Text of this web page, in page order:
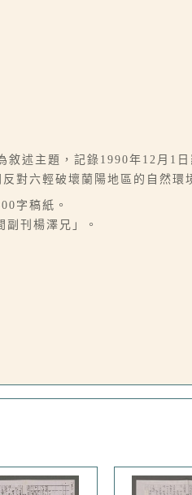
敘述主題，記錄1990年12月1
對六輕破壞蘭陽地區的自然環
字稿紙。
刊楊澤兄」。